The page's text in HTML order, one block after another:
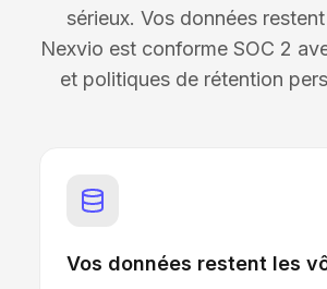
sérieux. Vos données
Nexvio est conforme SOC 2
et politiques de rétention
Vos données restent les